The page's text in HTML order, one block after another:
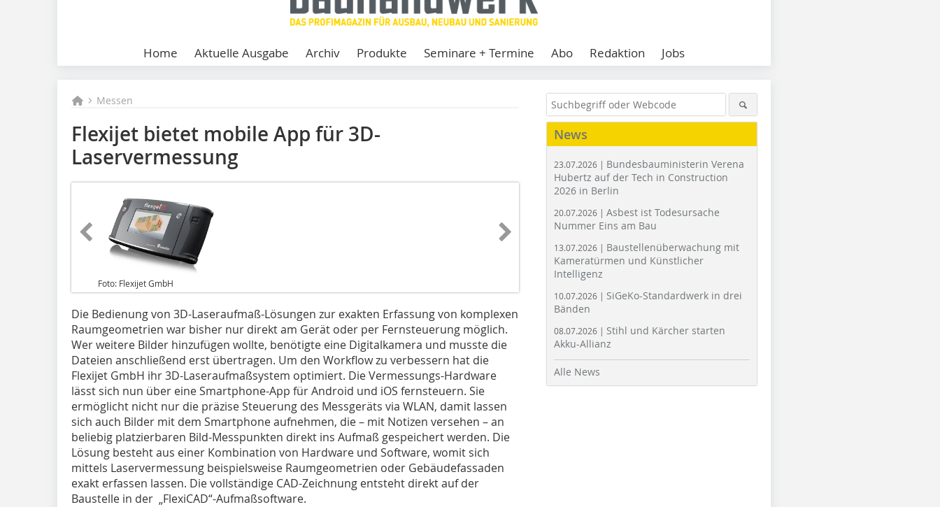
Home Aktuelle Ausgabe Archiv Produkte Seminare + Termine Abo Redaktion Jobs
Messen
Flexijet bietet mobile App für 3D-
Laservermessung
Foto: Flexijet GmbH
Die Bedienung von 3D-Laseraufmaß-Lösungen zur exakten Erfassung von komplexen
Raumgeometrien war bisher nur direkt am Gerät oder per Fernsteuerung möglich.
Wer weitere Bilder hinzufügen wollte, benötigte eine Digitalkamera und musste die
Dateien anschließend erst übertragen. Um den Workflow zu verbessern hat die
Flexijet GmbH ihr 3D-Laseraufmaßsystem optimiert. Die Vermessungs-Hardware
lässt sich nun über eine Smartphone-App für Android und iOS fernsteuern. Sie
ermöglicht nicht nur die präzise Steuerung des Messgeräts via WLAN, damit lassen
sich auch Bilder mit dem Smartphone aufnehmen, die – mit Notizen versehen – an
beliebig platzierbaren Bild-Messpunkten direkt ins Aufmaß gespeichert werden. Die
Lösung besteht aus einer Kombination von Hardware und Software, womit sich
mittels Laservermessung beispielsweise Raumgeometrien oder Gebäudefassaden
exakt erfassen lassen. Die vollständige CAD-Zeichnung entsteht direkt auf der
Baustelle in der „FlexiCAD“-Aufmaßsoftware.
News
23.07.2026 | Bundesbauministerin Verena
Hubertz auf der Tech in Construction
2026 in Berlin
20.07.2026 | Asbest ist Todesursache
Nummer Eins am Bau
13.07.2026 | Baustellenüberwachung mit
Kameratürmen und Künstlicher
Intelligenz
10.07.2026 | SiGeKo-Standardwerk in drei
Bänden
08.07.2026 | Stihl und Kärcher starten
Akku-Allianz
Alle News